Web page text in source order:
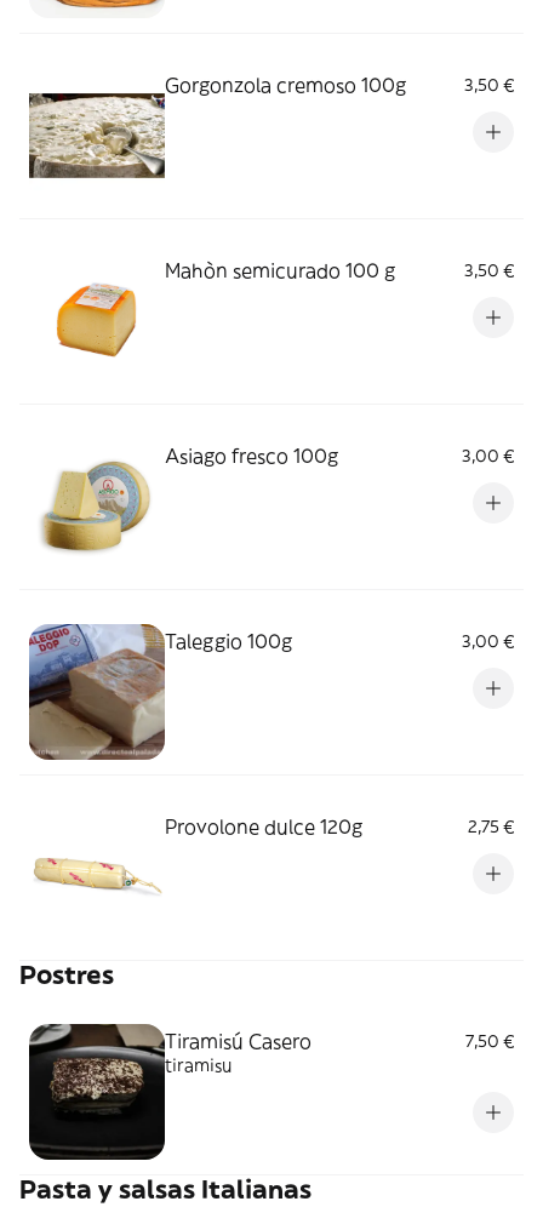
Gorgonzola cremoso 100g 3,50 €
Mahòn semicurado 100 g 3,50 €
Asiago fresco 100g 3,00 €
Taleggio 100g 3,00 €
Provolone dulce 120g 2,75 €
Postres
Tiramisú Casero
7,50 €
tiramisu
Pasta y salsas Italianas